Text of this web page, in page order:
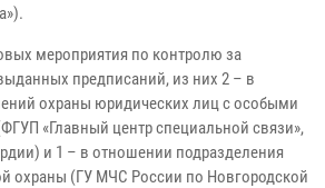
мероприятия по контролю за
предписаний, из них 2 – в
охраны юридических лиц с особыми
«Главный центр специальной связи»,
и 1 – в отношении подразделения
охраны (ГУ МЧС России по Новгородской